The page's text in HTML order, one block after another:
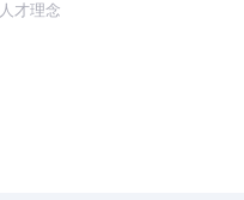
人才理念